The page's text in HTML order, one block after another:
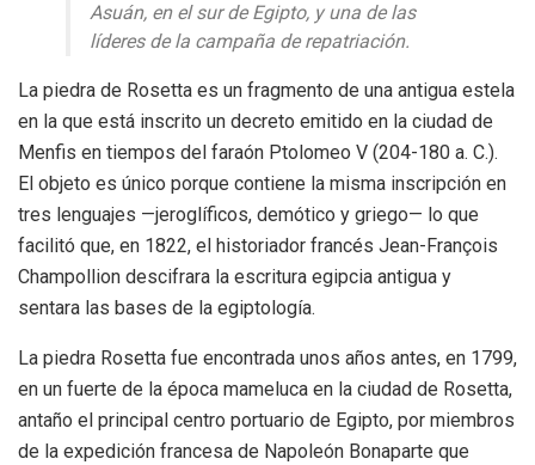
Asuán, en el sur de Egipto, y una de las
líderes de la campaña de repatriación.
La piedra de Rosetta es un fragmento de una antigua estela
en la que está inscrito un decreto emitido en la ciudad de
Menfis en tiempos del faraón Ptolomeo V (204-180 a. C.).
El objeto es único porque contiene la misma inscripción en
tres lenguajes —jeroglíficos, demótico y griego— lo que
facilitó que, en 1822, el historiador francés Jean-François
Champollion descifrara la escritura egipcia antigua y
sentara las bases de la egiptología.
La piedra Rosetta fue encontrada unos años antes, en 1799,
en un fuerte de la época mameluca en la ciudad de Rosetta,
antaño el principal centro portuario de Egipto, por miembros
de la expedición francesa de Napoleón Bonaparte que